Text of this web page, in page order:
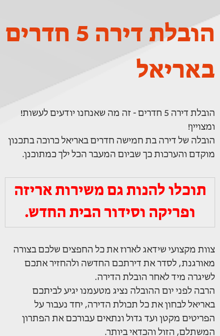
הובלת דירה 5 חדרים
באריאל
הובלת דירה 5 חדרים - זה מה שאנחנו יודעים לעשות!
ומצויין!
הובלה של דירה בת חמישה חדרים באריאל כרוכה בתכנון
מוקדם והערכות כך שביום המעבר הכל ילך כמתוכנן.
תוכלו להנות גם משירות אריזה
ופריקה וסידור הבית החדש.
צוות מקצועי שידאג לארוז את כל החפצים שלכם בצורה
מאורגנת, לסדר את דירתכם החדשה ולהחזיר אתכם
לשיגרה מיד לאחר הובלת הדירה.
הרבה לפני יום ההובלה נציג מטעמנו יגיע לביתכם
באריאל לבחון את כל תכולת הדירה, יחד נעבור על
הפריטים מקטן ועד גדול ונתאים עבורכם את הפתרון
המשתלם, הזול והכדאי ביותר.